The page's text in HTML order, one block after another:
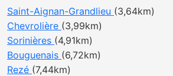
Saint-Aignan-Grandlieu (3,64km)
Chevrolière (3,99km)
Sorinières (4,91km)
Bouguenais (6,72km)
Rezé (7,44km)